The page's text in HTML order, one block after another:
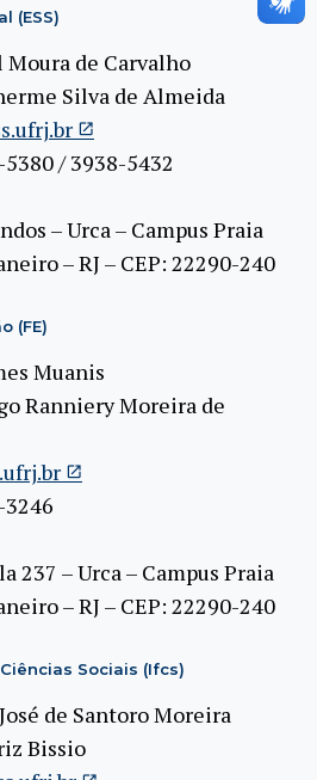
(ESS)
Moura de Carvalho
Silva de Almeida
/ 3938-5432
– Urca – Campus Praia
– RJ – CEP: 22290-240
(FE)
Muanis
Ranniery Moreira de
237 – Urca – Campus Praia
– RJ – CEP: 22290-240
Sociais (Ifcs)
de Santoro Moreira
Bissio